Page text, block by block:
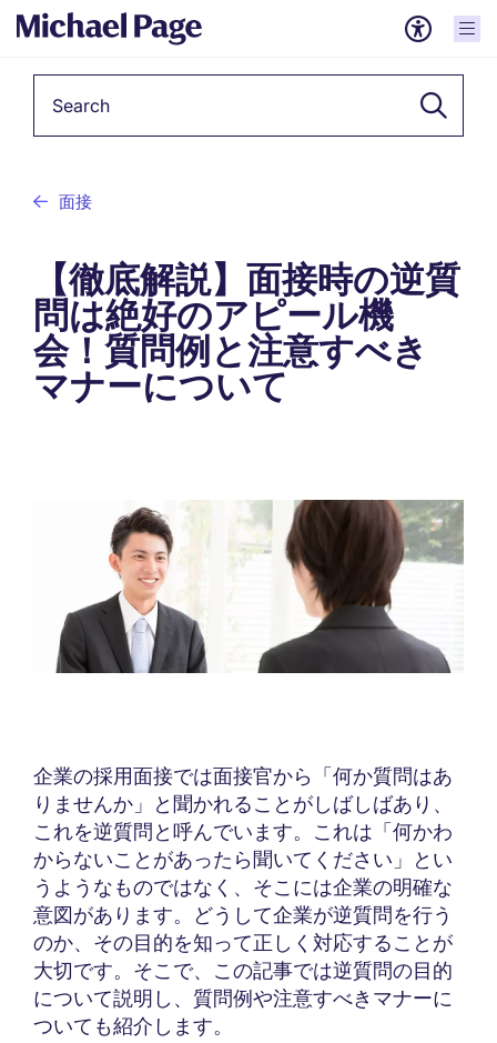
面接
【徹底解説】面接時の逆質
問は絶好のアピール機
会！質問例と注意すべき
マナーについて
企業の採用面接では面接官から「何か質問はあ
りませんか」と聞かれることがしばしばあり、
これを逆質問と呼んでいます。これは「何かわ
からないことがあったら聞いてください」とい
うようなものではなく、そこには企業の明確な
意図があります。どうして企業が逆質問を行う
のか、その目的を知って正しく対応することが
大切です。そこで、この記事では逆質問の目的
について説明し、質問例や注意すべきマナーに
ついても紹介します。